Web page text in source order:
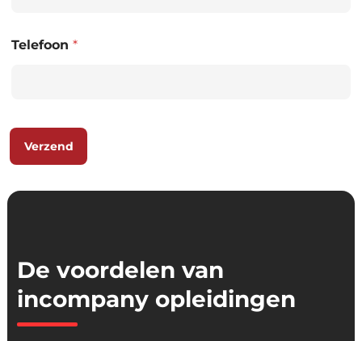
Telefoon *
Verzend
De voordelen van
incompany opleidingen